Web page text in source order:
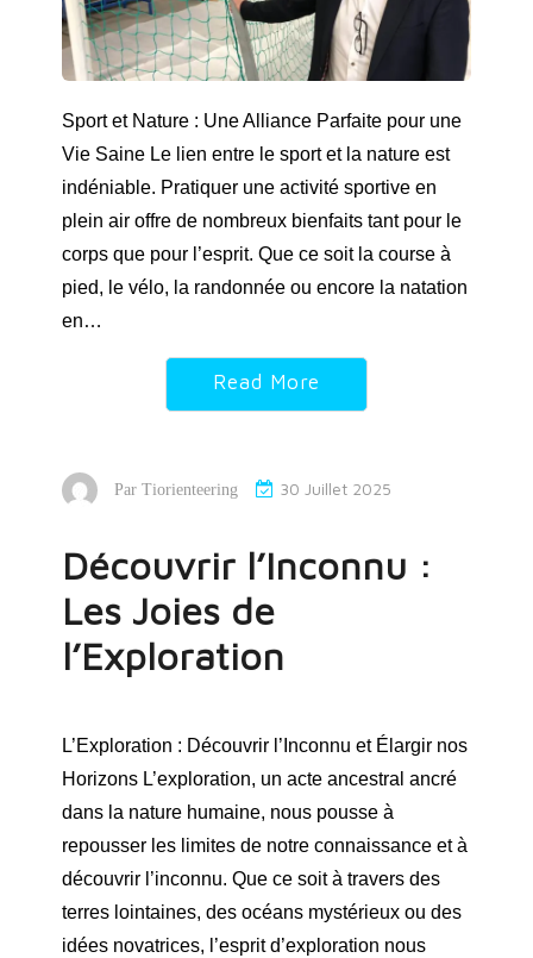
Sport et Nature : Une Alliance Parfaite pour une
Vie Saine Le lien entre le sport et la nature est
indéniable. Pratiquer une activité sportive en
plein air offre de nombreux bienfaits tant pour le
corps que pour l’esprit. Que ce soit la course à
pied, le vélo, la randonnée ou encore la natation
en…
Read More
Par Tiorienteering 30 Juillet 2025
Découvrir l’Inconnu :
Les Joies de
l’Exploration
L’Exploration : Découvrir l’Inconnu et Élargir nos
Horizons L’exploration, un acte ancestral ancré
dans la nature humaine, nous pousse à
repousser les limites de notre connaissance et à
découvrir l’inconnu. Que ce soit à travers des
terres lointaines, des océans mystérieux ou des
idées novatrices, l’esprit d’exploration nous